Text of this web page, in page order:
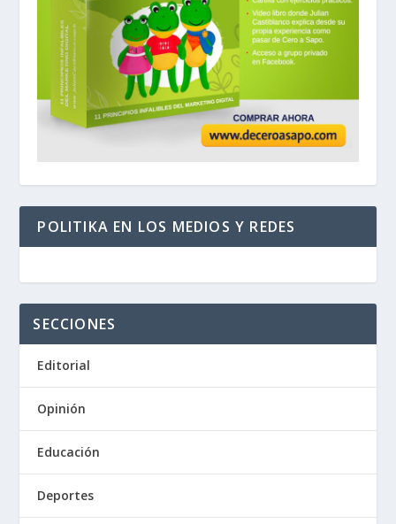
POLITIKA EN LOS MEDIOS Y REDES
SECCIONES
Editorial
Opinión
Educación
Deportes